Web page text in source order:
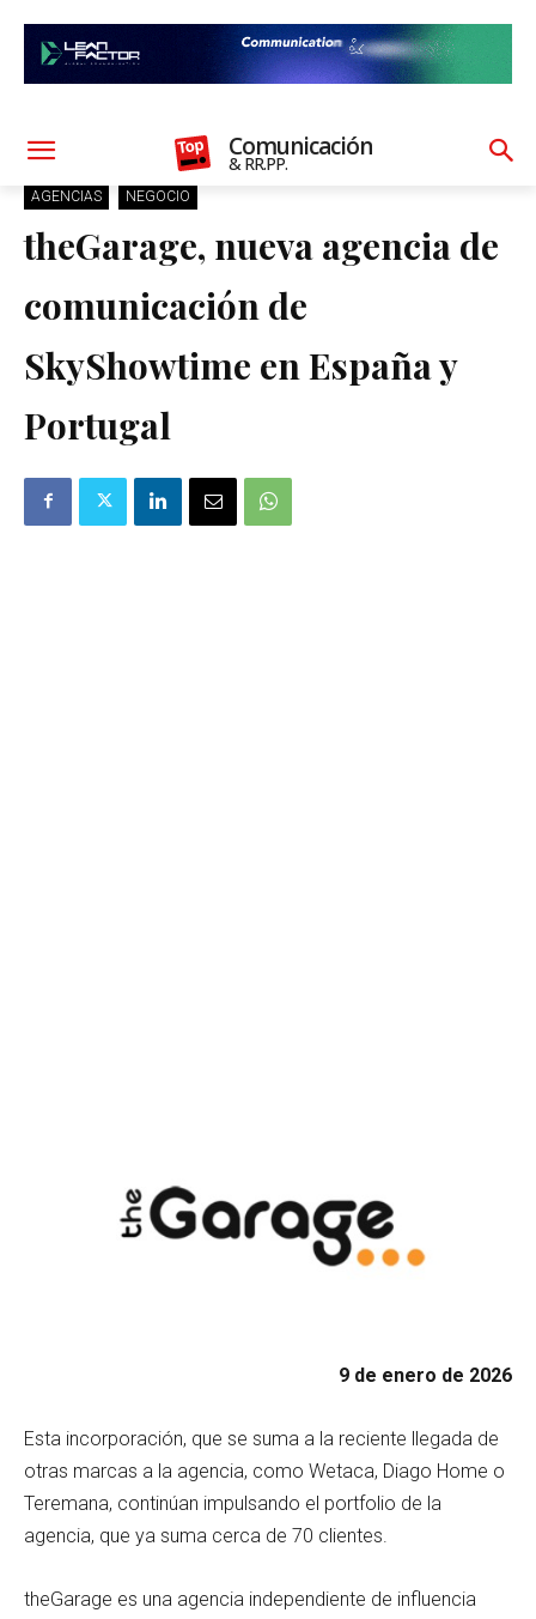
Comunicación
& RR.PP.
AGENCIAS NEGOCIO
theGarage, nueva agencia de
comunicación de
SkyShowtime en España y
Portugal
9 de enero de 2026
Esta incorporación, que se suma a la reciente llegada de
otras marcas a la agencia, como Wetaca, Diago Home o
Teremana, continúan impulsando el portfolio de la
agencia, que ya suma cerca de 70 clientes.
theGarage es una agencia independiente de influencia